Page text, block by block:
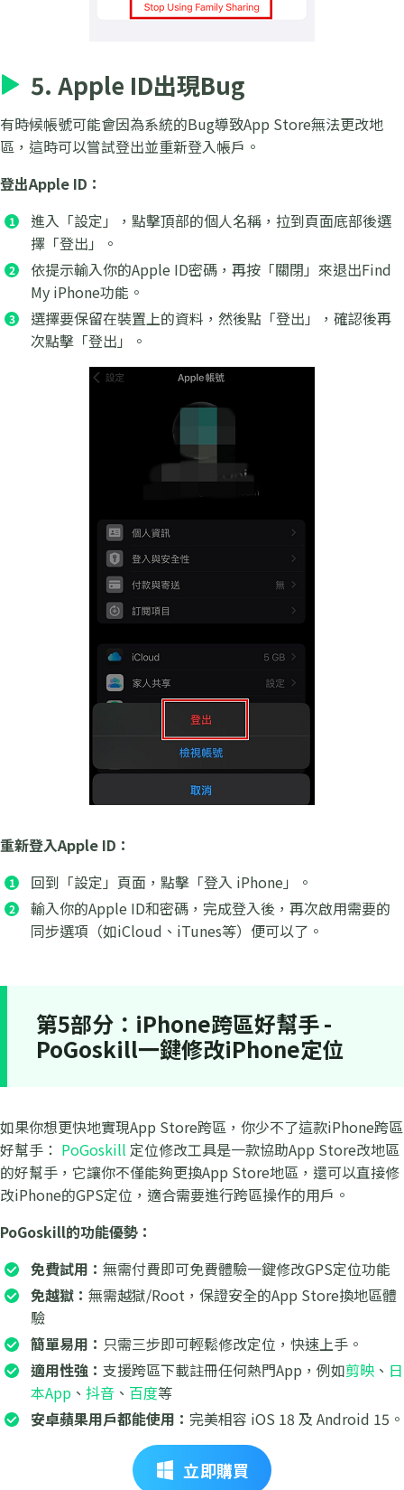
5. Apple ID出現Bug
有時候帳號可能會因為系統的Bug導致App Store無法更改地
區，這時可以嘗試登出並重新登入帳戶。
登出Apple ID：
進入「設定」，點擊頂部的個人名稱，拉到頁面底部後選
擇「登出」。
依提示輸入你的Apple ID密碼，再按「關閉」來退出Find
My iPhone功能。
選擇要保留在裝置上的資料，然後點「登出」，確認後再
次點擊「登出」。
重新登入Apple ID：
回到「設定」頁面，點擊「登入 iPhone」。
輸入你的Apple ID和密碼，完成登入後，再次啟用需要的
同步選項（如iCloud、iTunes等）便可以了。
第5部分：iPhone跨區好幫手 -
PoGoskill一鍵修改iPhone定位
如果你想更快地實現App Store跨區，你少不了這款iPhone跨區
好幫手： PoGoskill 定位修改工具是一款協助App Store改地區
的好幫手，它讓你不僅能夠更換App Store地區，還可以直接修
改iPhone的GPS定位，適合需要進行跨區操作的用戶。
PoGoskill的功能優勢：
免費試用： 無需付費即可免費體驗一鍵修改GPS定位功能
免越獄： 無需越獄/Root，保證安全的App Store換地區體
驗
簡單易用： 只需三步即可輕鬆修改定位，快速上手。
適用性強： 支援跨區下載註冊任何熱門App，例如剪映 、 日
本App 、 抖音 、 百度等
安卓蘋果用戶都能使用： 完美相容 iOS 18 及 Android 15。
立即購買